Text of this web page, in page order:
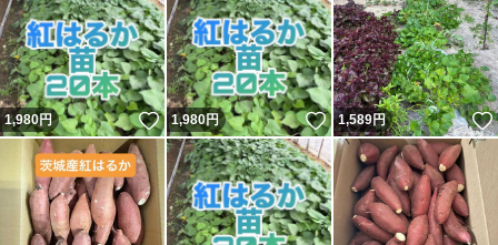
1,980円 いいね！
1,980円 いいね！
1,589円